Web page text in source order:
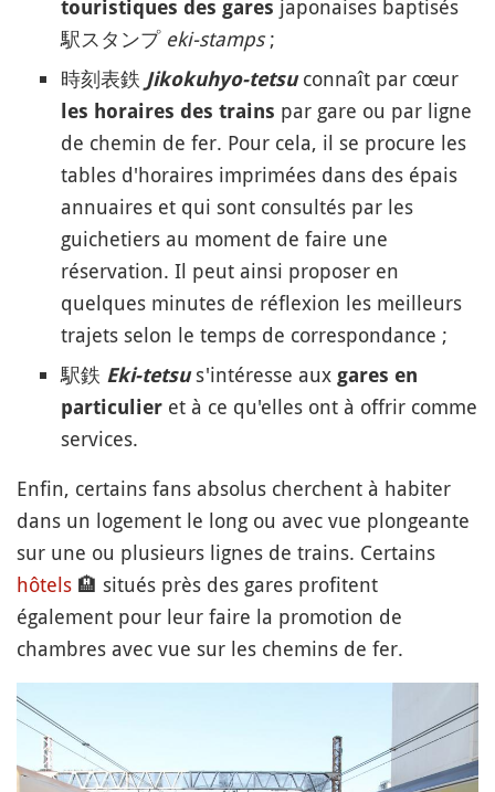
touristiques des gares japonaises baptisés
駅スタンプ eki-stamps;
時刻表鉄 Jikokuhyo-tetsuconnaît par cœur
les horaires des trains par gare ou par ligne
de chemin de fer. Pour cela, il se procure les
tables d'horaires imprimées dans des épais
annuaires et qui sont consultés par les
guichetiers au moment de faire une
réservation. Il peut ainsi proposer en
quelques minutes de réflexion les meilleurs
trajets selon le temps de correspondance ;
駅鉄 Eki-tetsus'intéresse aux gares en
particulier et à ce qu'elles ont à offrir comme
services.
Enfin, certains fans absolus cherchent à habiter
dans un logement le long ou avec vue plongeante
sur une ou plusieurs lignes de trains. Certains
hôtels 🏨 situés près des gares profitent
également pour leur faire la promotion de
chambres avec vue sur les chemins de fer.